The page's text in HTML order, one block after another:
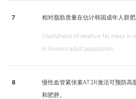
7 相对脂肪质量在估计韩国成年人群肥
Usefulness of relative fat mass in
in Korean adult population.
8
慢性血管紧张素AT2R激活可预防高
和肥胖。